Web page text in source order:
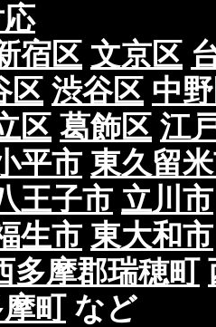
宿区 文京区
区 渋谷区 中
区 葛飾区 江
平市 東久留
王子市 立川市
生市 東大和市
多摩郡瑞穂町
町など